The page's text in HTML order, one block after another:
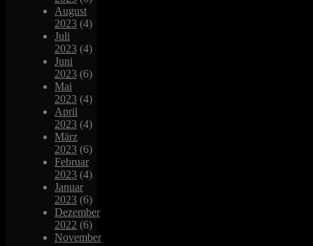
August
2023 (4)
Juli
2023 (4)
Juni
2023 (6)
Mai
2023 (4)
April
2023 (4)
März
2023 (6)
Februar
2023 (4)
Januar
2023 (6)
Dezember
2022 (6)
November